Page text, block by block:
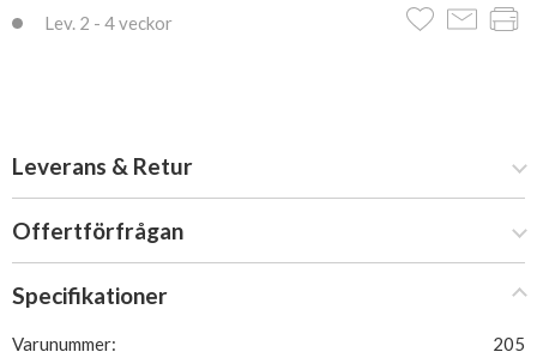
Lev. 2 - 4 veckor
Leverans & Retur
Offertförfrågan
Specifikationer
Varunummer:
205